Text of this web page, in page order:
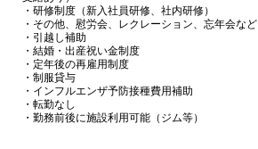
・研修制度（新入社員研修、社内研修）
・その他、慰労会、レクレーション、忘年会など
・引越し補助
・結婚・出産祝い金制度
・定年後の再雇用制度
・制服貸与
・インフルエンザ予防接種費用補助
・転勤なし
・勤務前後に施設利用可能（ジム等）